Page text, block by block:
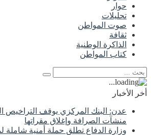
حوار
تحليلات
صوت المواطن
ثقافة
الذاكرة الوطنية
كتاب المواطن
أخر الأخبار
عدن: البنك المركزي يوقف التراخيص
منشآت الصرافة وإغلاق مقراتها
وزارة الدفاع تطلق حملة أمنية شاملة